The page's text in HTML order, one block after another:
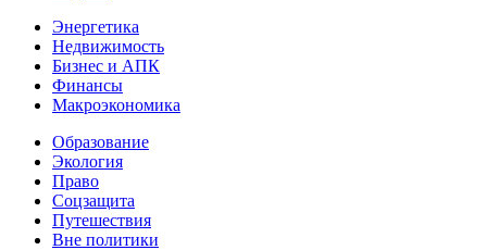
Энергетика
Недвижимость
Бизнес и АПК
Финансы
Макроэкономика
Образование
Экология
Право
Соцзащита
Путешествия
Вне политики